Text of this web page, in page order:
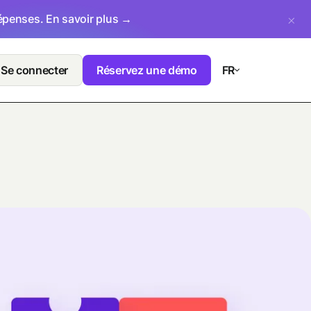
En savoir plus →
Se connecter Réservez une démo FR